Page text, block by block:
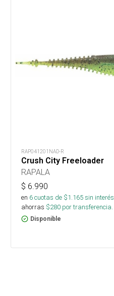
RAP041201NAD-R
Crush City Freeloader
RAPALA
$ 6.990
en 6cuotas de $1.165sin interés
ahorras $280 por transferencia.
Disponible